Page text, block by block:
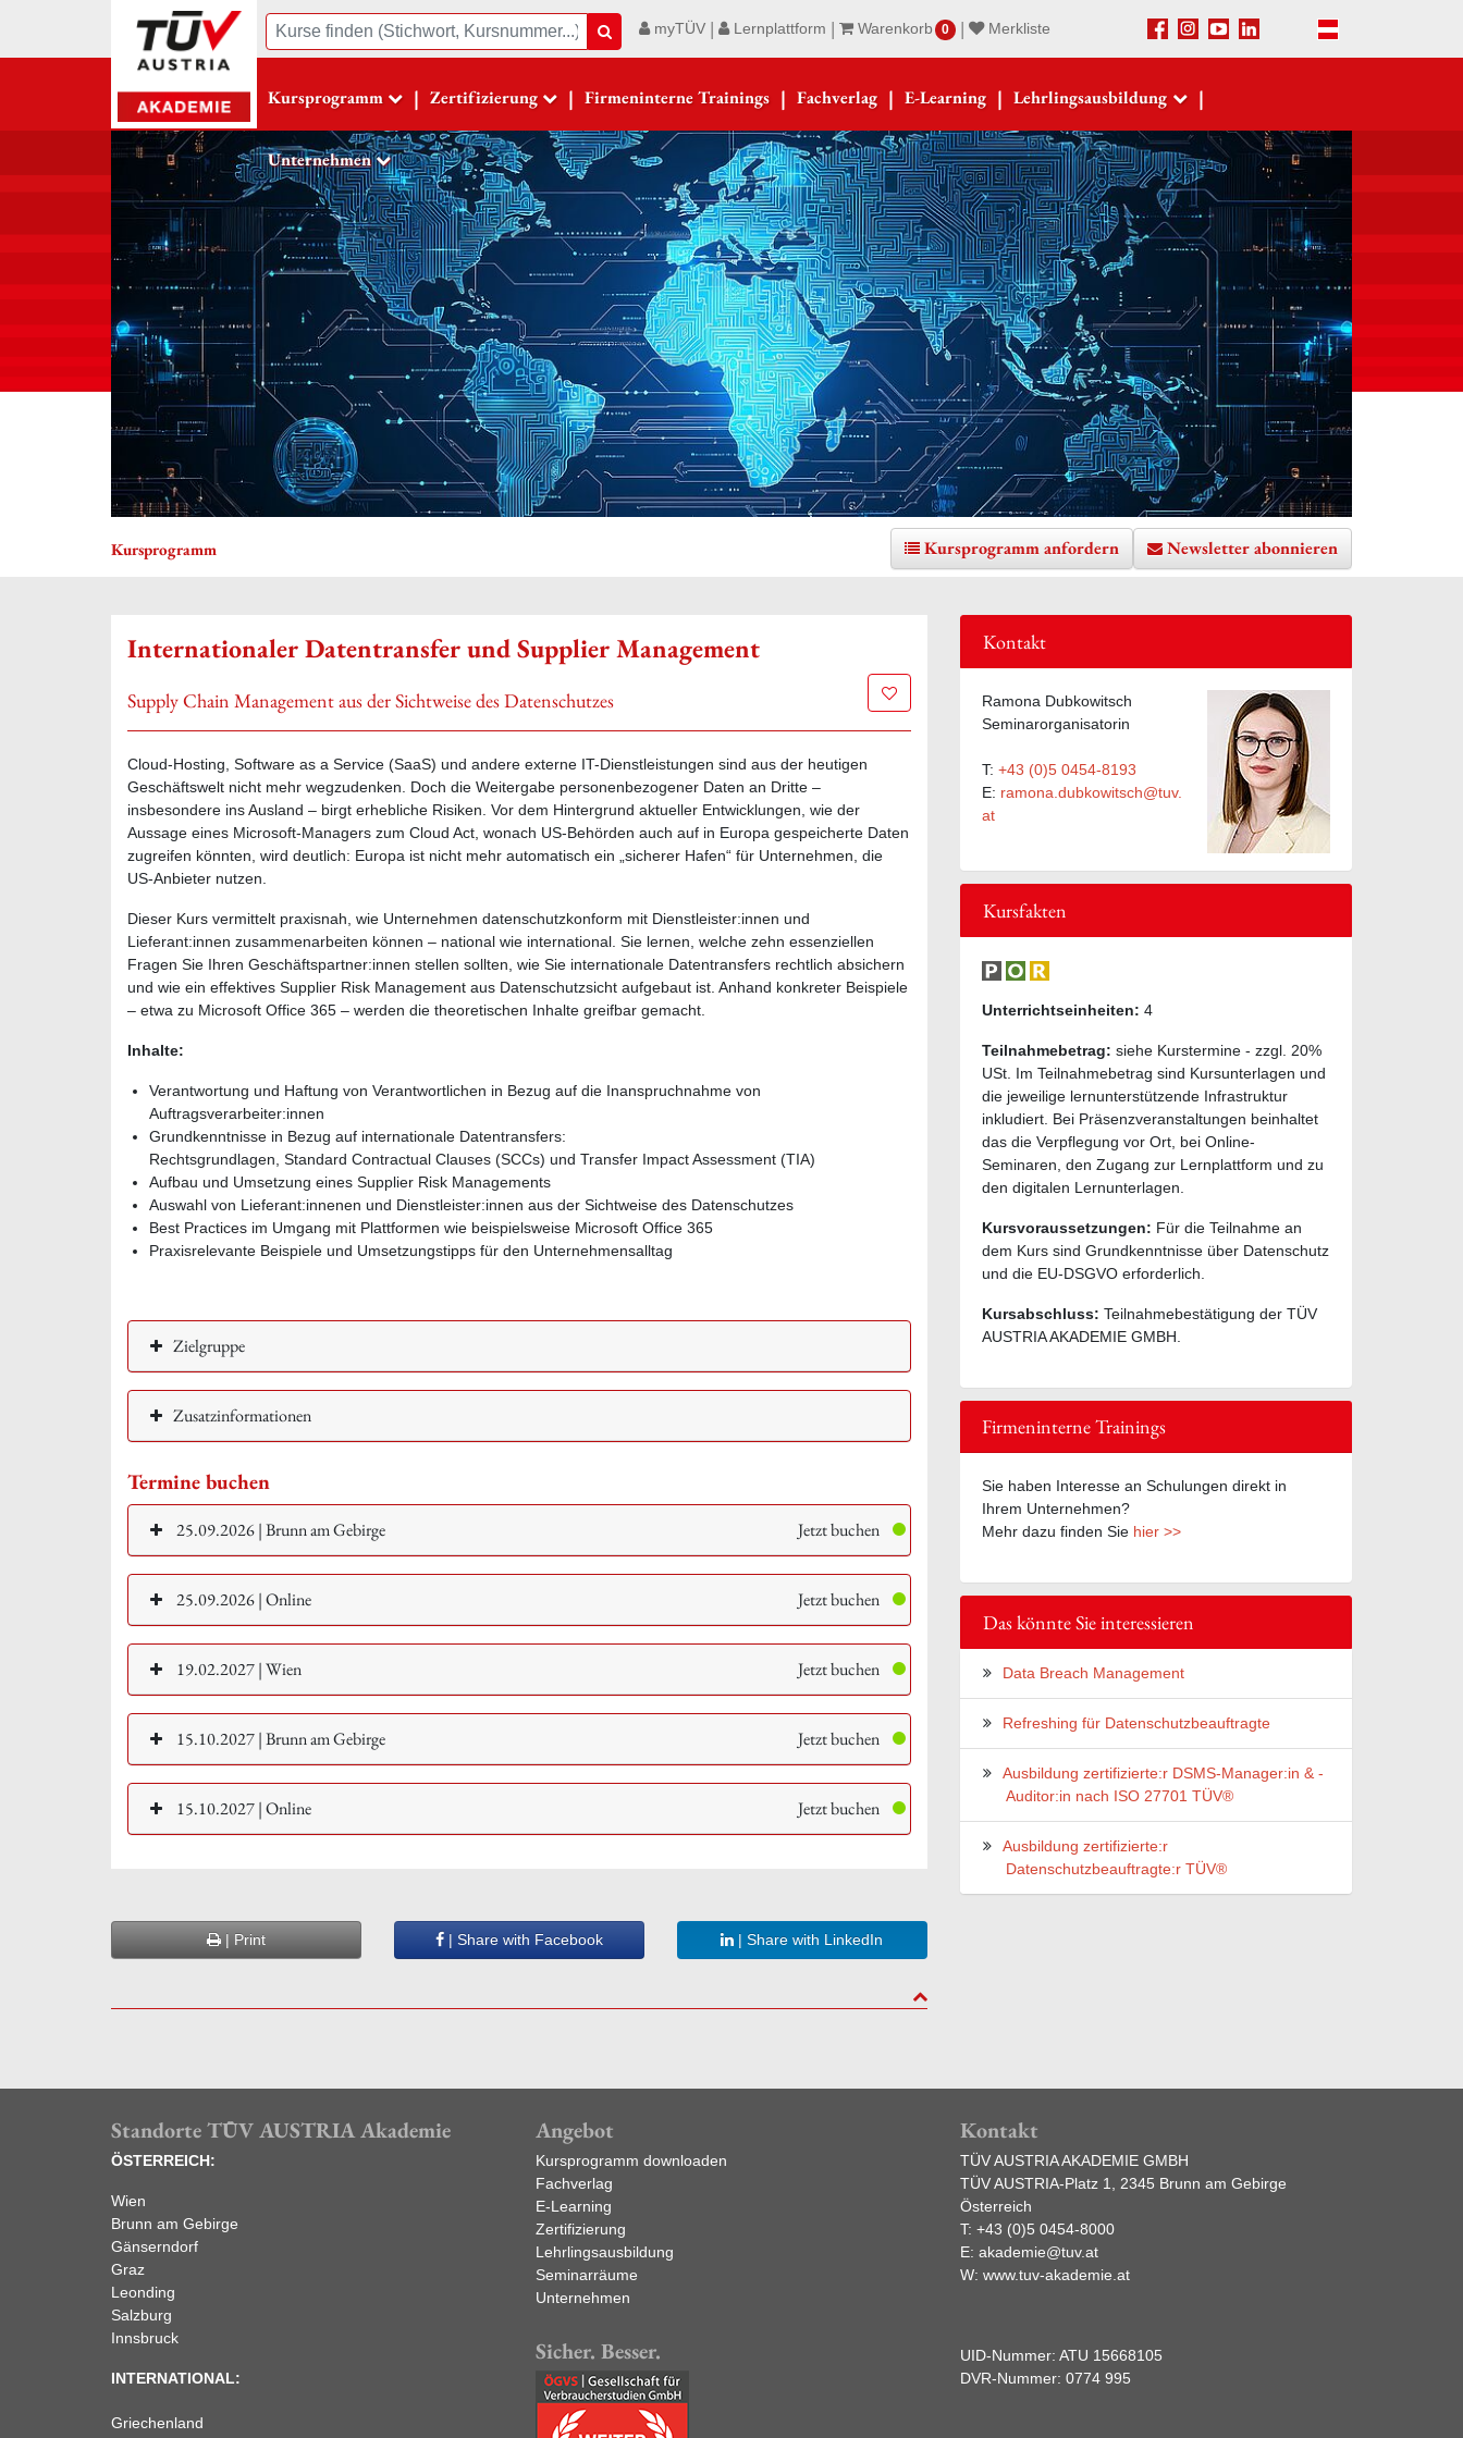
Suche SuchemyTÜV | Lernplattform | Warenkorb 0 | Merkliste Facebook
Instagram
YoutubeLinkedIn Deutsch
Kursprogramm | Zertifizierung | Firmeninterne Trainings | Fachverlag | E-Learning | Lehrlingsausbildung |
Unternehmen
Kursprogramm Kursprogramm anfordern Newsletter abonnieren
Internationaler Datentransfer und Supplier Management
Supply Chain Management aus der Sichtweise des Datenschutzes Zur Merkliste hinzufügen
Cloud-Hosting, Software as a Service (SaaS) und andere externe IT-Dienstleistungen sind aus der heutigen
Geschäftswelt nicht mehr wegzudenken. Doch die Weitergabe personenbezogener Daten an Dritte –
insbesondere ins Ausland – birgt erhebliche Risiken. Vor dem Hintergrund aktueller Entwicklungen, wie der
Aussage eines Microsoft-Managers zum Cloud Act, wonach US-Behörden auch auf in Europa gespeicherte Daten
zugreifen könnten, wird deutlich: Europa ist nicht mehr automatisch ein „sicherer Hafen“ für Unternehmen, die
US-Anbieter nutzen.
Dieser Kurs vermittelt praxisnah, wie Unternehmen datenschutzkonform mit Dienstleister:innen und
Lieferant:innen zusammenarbeiten können – national wie international. Sie lernen, welche zehn essenziellen
Fragen Sie Ihren Geschäftspartner:innen stellen sollten, wie Sie internationale Datentransfers rechtlich absichern
und wie ein effektives Supplier Risk Management aus Datenschutzsicht aufgebaut ist. Anhand konkreter Beispiele
– etwa zu Microsoft Office 365 – werden die theoretischen Inhalte greifbar gemacht.
Inhalte:
Verantwortung und Haftung von Verantwortlichen in Bezug auf die Inanspruchnahme von
Auftragsverarbeiter:innen
Grundkenntnisse in Bezug auf internationale Datentransfers:
Rechtsgrundlagen, Standard Contractual Clauses (SCCs) und Transfer Impact Assessment (TIA)
Aufbau und Umsetzung eines Supplier Risk Managements
Auswahl von Lieferant:innenen und Dienstleister:innen aus der Sichtweise des Datenschutzes
Best Practices im Umgang mit Plattformen wie beispielsweise Microsoft Office 365
Praxisrelevante Beispiele und Umsetzungstipps für den Unternehmensalltag
Zielgruppe
Zusatzinformationen
Termine buchen
25.09.2026 | Brunn am Gebirge Jetzt buchen
25.09.2026 | Online Jetzt buchen
19.02.2027 | Wien Jetzt buchen
15.10.2027 | Brunn am Gebirge Jetzt buchen
15.10.2027 | Online Jetzt buchen
| Print | Share with Facebook | Share with LinkedIn
to top
Kontakt
Ramona Dubkowitsch
Seminarorganisatorin
T: +43 (0)5 0454-8193
E: ramona.dubkowitsch@tuv.
at
Kursfakten
Unterrichtseinheiten: 4
Teilnahmebetrag: siehe Kurstermine - zzgl. 20%
USt. Im Teilnahmebetrag sind Kursunterlagen und
die jeweilige lernunterstützende Infrastruktur
inkludiert. Bei Präsenzveranstaltungen beinhaltet
das die Verpflegung vor Ort, bei Online-
Seminaren, den Zugang zur Lernplattform und zu
den digitalen Lernunterlagen.
Kursvoraussetzungen: Für die Teilnahme an
dem Kurs sind Grundkenntnisse über Datenschutz
und die EU-DSGVO erforderlich.
Kursabschluss: Teilnahmebestätigung der TÜV
AUSTRIA AKADEMIE GMBH.
Firmeninterne Trainings
Sie haben Interesse an Schulungen direkt in
Ihrem Unternehmen?
Mehr dazu finden Sie hier >>
Das könnte Sie interessieren
Data Breach Management
Refreshing für Datenschutzbeauftragte
Ausbildung zertifizierte:r DSMS-Manager:in & -
Auditor:in nach ISO 27701 TÜV®
Ausbildung zertifizierte:r
Datenschutzbeauftragte:r TÜV®
Standorte TÜV AUSTRIA Akademie
ÖSTERREICH:
Wien
Brunn am Gebirge
Gänserndorf
Graz
Leonding
Salzburg
Innsbruck
INTERNATIONAL:
Griechenland
Angebot
Kursprogramm downloaden
Fachverlag
E-Learning
Zertifizierung
Lehrlingsausbildung
Seminarräume
Unternehmen
Sicher. Besser.
Kontakt
TÜV AUSTRIA AKADEMIE GMBH
TÜV AUSTRIA-Platz 1, 2345 Brunn am Gebirge
Österreich
T: +43 (0)5 0454-8000
E: akademie@tuv.at
W: www.tuv-akademie.at
UID-Nummer: ATU 15668105
DVR-Nummer: 0774 995